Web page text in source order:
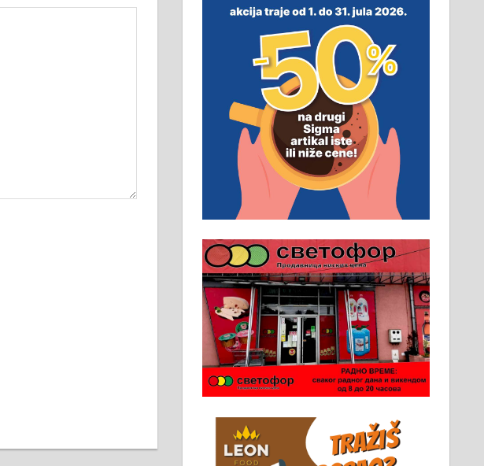
неопходан услов. Обезбеђен
смештај, превоз, исхрана.
032/57-41-122 – локал 22
Пружам услуге завршних
радова у грађевини,
хидроизолације и молерских
радова. 061/25-28-058
Ало таксију потребан возач са Б
категоријом. 064/02-85-511
Потребна два радника за рад на
стоваришту „Липа промет” у
Алексинцу. За више
информација доћи лично на
стовариште у улици Максима
Горког 26 сваког радног дана од
8 до 15 часова. 063/465-045
Чистим све врсте димњака.